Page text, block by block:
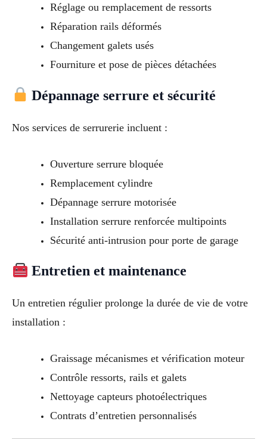
Réglage ou remplacement de ressorts
Réparation rails déformés
Changement galets usés
Fourniture et pose de pièces détachées
Dépannage serrure et sécurité
Nos services de serrurerie incluent :
Ouverture serrure bloquée
Remplacement cylindre
Dépannage serrure motorisée
Installation serrure renforcée multipoints
Sécurité anti-intrusion pour porte de garage
Entretien et maintenance
Un entretien régulier prolonge la durée de vie de votre
installation :
Graissage mécanismes et vérification moteur
Contrôle ressorts, rails et galets
Nettoyage capteurs photoélectriques
Contrats d’entretien personnalisés